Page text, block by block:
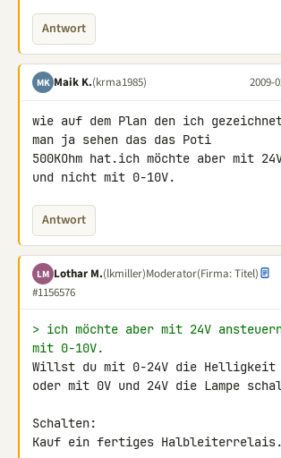
Antwort
MK Maik K.(krma1985) 2009-
wie auf dem Plan den ich
man ja sehen das das Poti
500KOhm hat.ich möchte aber mit
und nicht mit 0-10V.
Antwort
LM Lothar M.(lkmiller)Moderator(Firma: Titel)
#1156576
> ich möchte aber mit 24V
mit 0-10V.
Willst du mit 0-24V die Helligkeit
oder mit 0V und 24V die Lampe
Schalten:
Kauf ein fertiges Halbleiterrelais.